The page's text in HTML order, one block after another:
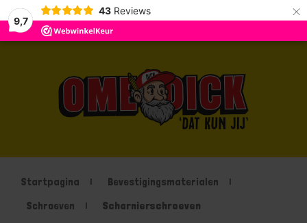
9,7
43 Reviews ×
Startpagina
Bevestigingsmaterialen
Schroeven
Scharnierschroeven